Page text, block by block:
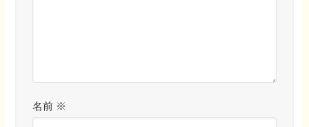
名前 ※